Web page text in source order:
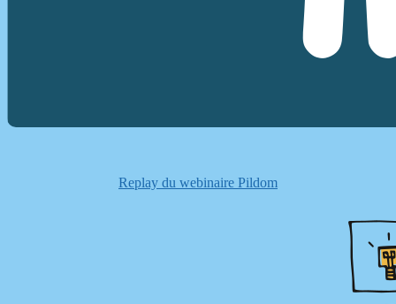
Replay du webinaire Pildom